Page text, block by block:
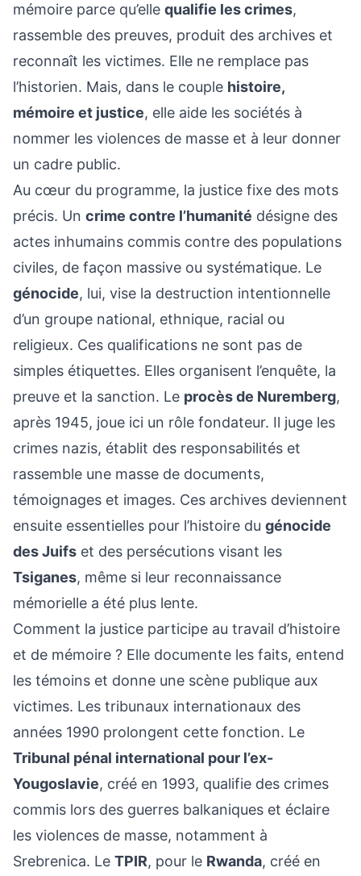
mémoire parce qu’elle qualifie les crimes,
rassemble des preuves, produit des archives et
reconnaît les victimes. Elle ne remplace pas
l’historien. Mais, dans le couple histoire,
mémoire et justice, elle aide les sociétés à
nommer les violences de masse et à leur donner
un cadre public.
Au cœur du programme, la justice fixe des mots
précis. Un crime contre l’humanité désigne des
actes inhumains commis contre des populations
civiles, de façon massive ou systématique. Le
génocide, lui, vise la destruction intentionnelle
d’un groupe national, ethnique, racial ou
religieux. Ces qualifications ne sont pas de
simples étiquettes. Elles organisent l’enquête, la
preuve et la sanction. Le procès de Nuremberg,
après 1945, joue ici un rôle fondateur. Il juge les
crimes nazis, établit des responsabilités et
rassemble une masse de documents,
témoignages et images. Ces archives deviennent
ensuite essentielles pour l’histoire du génocide
des Juifs et des persécutions visant les
Tsiganes, même si leur reconnaissance
mémorielle a été plus lente.
Comment la justice participe au travail d’histoire
et de mémoire ? Elle documente les faits, entend
les témoins et donne une scène publique aux
victimes. Les tribunaux internationaux des
années 1990 prolongent cette fonction. Le
Tribunal pénal international pour l’ex-
Yougoslavie, créé en 1993, qualifie des crimes
commis lors des guerres balkaniques et éclaire
les violences de masse, notamment à
Srebrenica. Le TPIR, pour le Rwanda, créé en